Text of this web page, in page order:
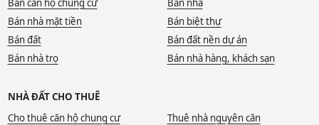
Bán căn hộ chung cư
Bán nhà
Bán nhà mặt tiền
Bán biệt thự
Bán đất
Bán đất nền dự án
Bán nhà trọ
Bán nhà hàng, khách sạn
NHÀ ĐẤT CHO THUÊ
Cho thuê căn hộ chung cư
Thuê nhà nguyên căn